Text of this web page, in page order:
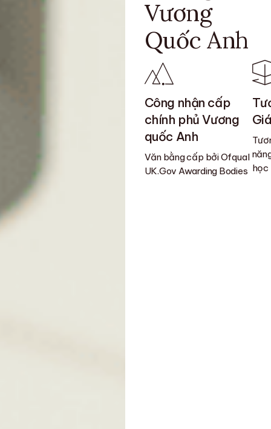
Vương
Quốc Anh
Công nhận cấp
chính phủ Vương
quốc Anh
Văn bằng cấp bởi Ofqual
UK.Gov Awarding Bodies học